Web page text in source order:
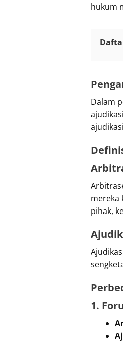
hukum
Dalam
mereka
pihak,
1.